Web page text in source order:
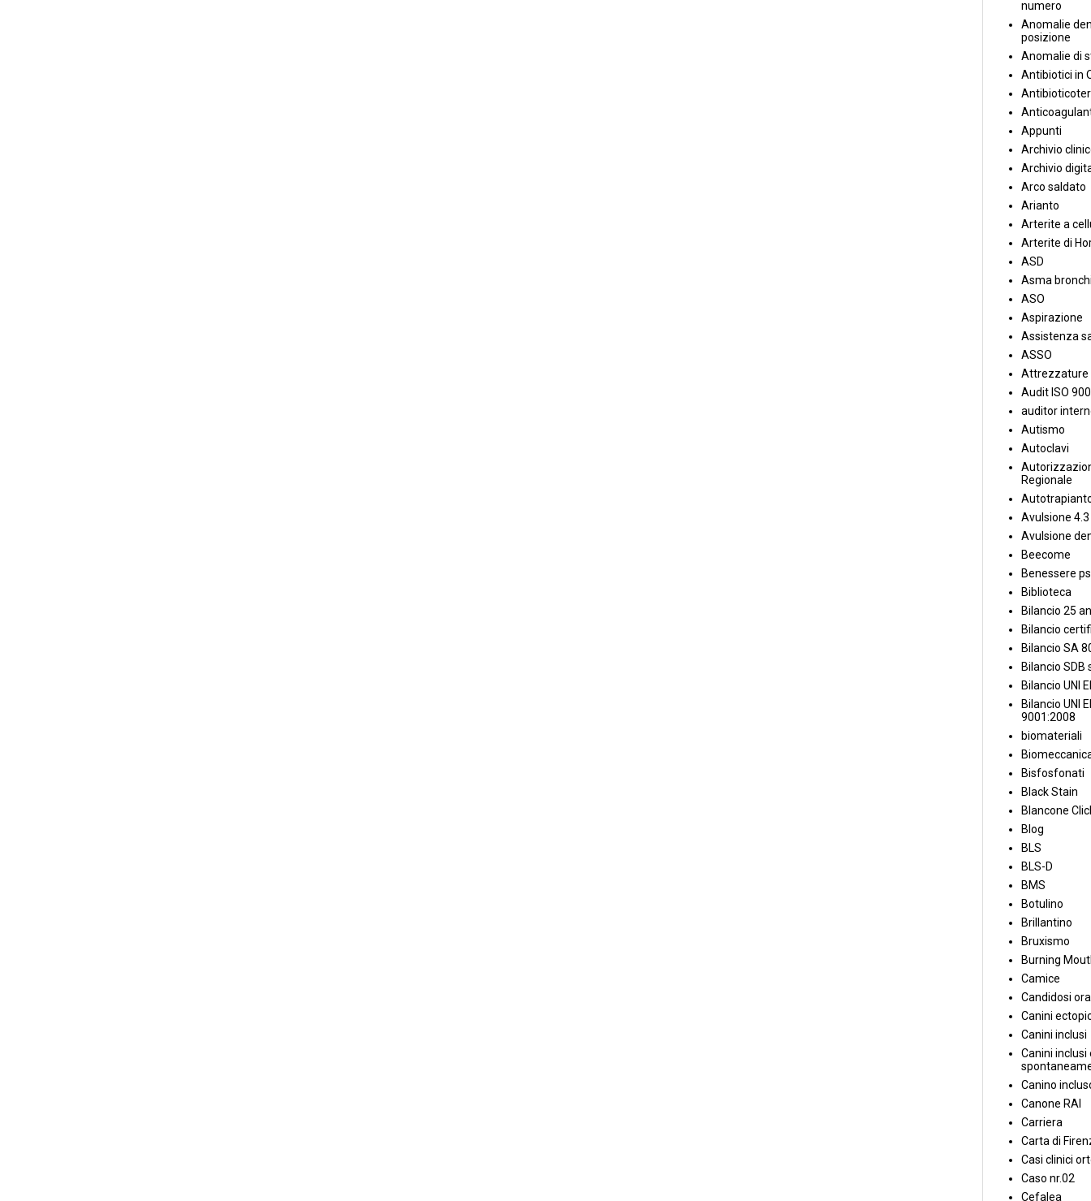
numero
Anomalie
posizione
Anomalie di
Antibiotici in
Appunti
Archivio
Archivio
Arco saldato
Arianto
Arterite a
Arterite di
ASD
Asma
ASO
Aspirazione
Assistenza
ASSO
Attrezzature
Audit ISO
auditor
Autismo
Autoclavi
Regionale
Avulsione 4.3
Avulsione
Beecome
Benessere
Biblioteca
Bilancio 25
Bilancio
Bilancio SA
Bilancio SDB
Bilancio UNI
Bilancio UNI
9001:2008
biomateriali
Bisfosfonati
Black Stain
Blancone
Blog
BLS
BLS-D
BMS
Botulino
Brillantino
Bruxismo
Burning
Camice
Candidosi
Canini
Canini inclusi
Canini inclusi
Canino
Canone RAI
Carriera
Carta di
Casi clinici
Caso nr.02
Cefalea